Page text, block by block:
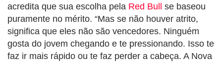
acredita que sua escolha pela Red Bull
se baseou
puramente no mérito. “Mas se não houver atrito,
significa que eles não são vencedores. Ninguém
gosta do jovem chegando e te pressionando. Isso te
faz ir mais rápido ou te faz perder a cabeça. A Nova